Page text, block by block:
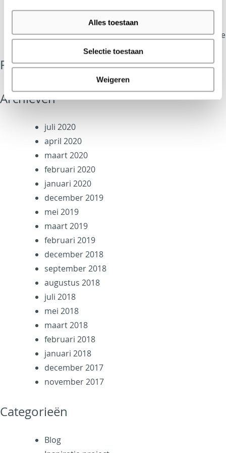
Alles toestaan
Selectie toestaan
Weigeren
De Stijlkamer biedt inspiratie voor architecten
Kom inspiratie opdoen in de Stijlkamer van Ode
Recente reacties
Archieven
juli 2020
april 2020
maart 2020
februari 2020
januari 2020
december 2019
mei 2019
maart 2019
februari 2019
december 2018
september 2018
augustus 2018
juli 2018
mei 2018
maart 2018
februari 2018
januari 2018
december 2017
november 2017
Categorieën
Blog